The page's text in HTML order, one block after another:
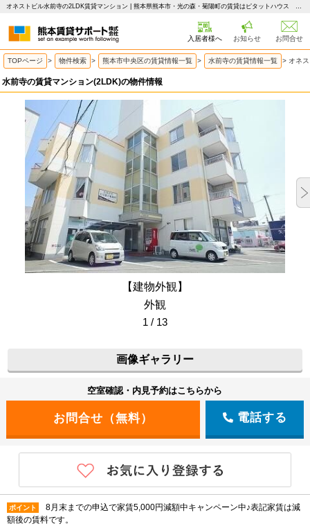
オネストビル水前寺の2LDK賃貸マンション | 熊本県熊本市・光の森・菊陽町の賃貸はピタットハウス 熊本賃貸サポート
入居者様へ お知らせ お問合せ
TOPページ > 物件検索 > 熊本市中央区の賃貸情報一覧 > 水前寺の賃貸情報一覧 > オネ
水前寺の賃貸マンション(2LDK)の物件情報
【建物外観】
外観
1 / 13
画像ギャラリー
空室確認・内見予約はこちらから
電話する
ポイント
8月末までの申込で家賃5,000円減額中キャンペーン中♪表記家賃は減
額後の賃料です。